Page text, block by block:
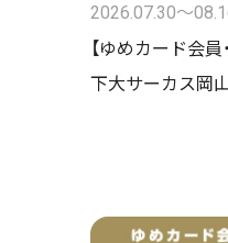
2026.07.30〜
【ゆめカード会
下大サーカス岡